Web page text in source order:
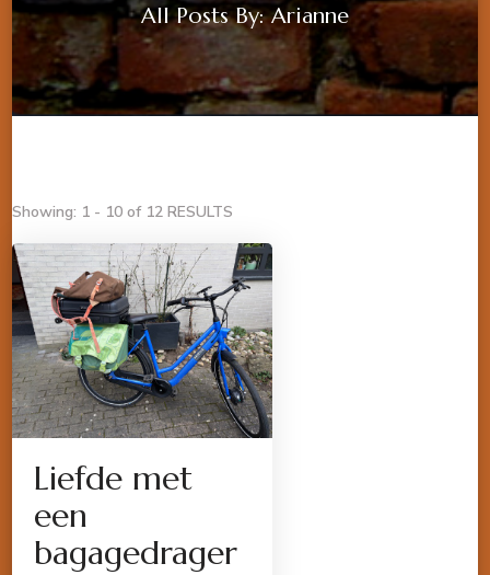
All Posts By: Arianne
Showing: 1 - 10 of 12 RESULTS
Liefde met
een
bagagedrager